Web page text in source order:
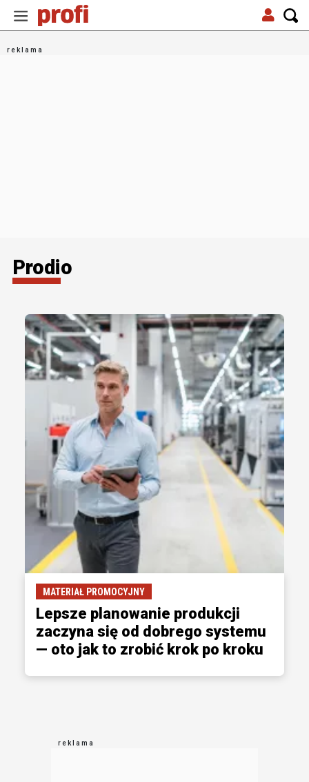
Prodio
MATERIAŁ PROMOCYJNY
Lepsze planowanie produkcji
zaczyna się od dobrego systemu
— oto jak to zrobić krok po kroku